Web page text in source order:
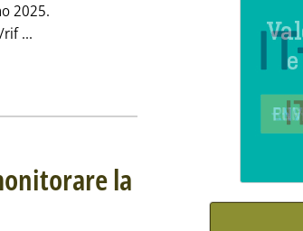
2025.
rif ... Leggi tutta la notizia: 'Qualità, raccolta
la
ai beneficiari del bando per la vendita di prodotti sfusi e alla
27 marzo 2026 alle 12.42.